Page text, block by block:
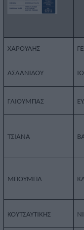
ΧΑΡΟΥΛΗΣ
ΑΣΛΑΝΙΔΟΥ
ΓΛΙΟΥΜΠΑΣ
ΤΣΙΑΝΑ
ΜΠΟΥΜΠΑ
ΚΟΥΤΣΑΥΤΙΚΗΣ